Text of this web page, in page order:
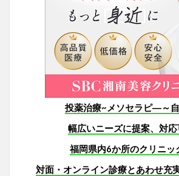
投薬治療~メソセラピ―～
幅広いニーズに提案、対応
福岡県内6か所のクリニッ
対面・オンライン診療とあわせ充